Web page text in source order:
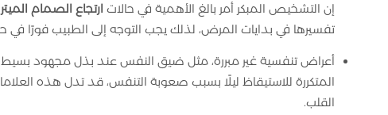
إن التشخيص المبكر أمر بالغ الأهمية في حالات ارتجاع الصمام
تفسيرها في بدايات المرض، لذلك يجب التوجه إلى الطبيب فورًا
أعراض تنفسية غير مبررة، مثل ضيق النفس عند بذل مجهود بسيط
المتكررة للاستيقاظ ليلًا بسبب صعوبة التنفس، قد تدل هذه
القلب.